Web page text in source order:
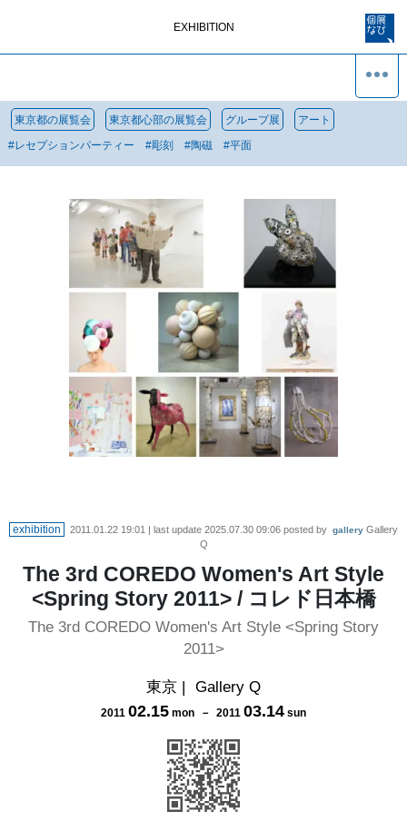
EXHIBITION
東京都の展覧会 東京都心部の展覧会 グループ展 アート
#レセプションパーティー #彫刻 #陶磁 #平面
exhibition 2011.01.22 19:01 | last update 2025.07.30 09:06 posted by gallery Gallery
Q
The 3rd COREDO Women's Art Style
<Spring Story 2011> / コレド日本橋
The 3rd COREDO Women's Art Style <Spring Story
2011>
東京 | Gallery Q
2011 02.15 mon － 2011 03.14 sun